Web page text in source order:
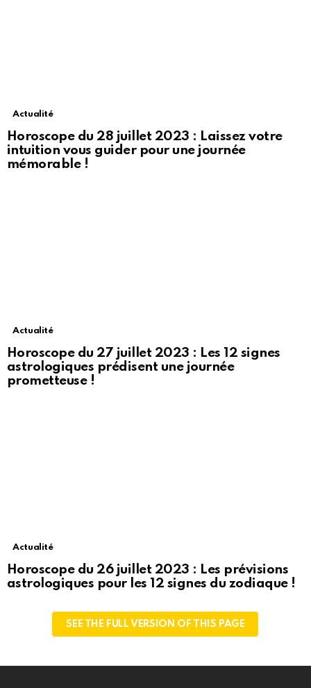
Actualité
Horoscope du 28 juillet 2023 : Laissez votre
intuition vous guider pour une journée
mémorable !
Actualité
Horoscope du 27 juillet 2023 : Les 12 signes
astrologiques prédisent une journée
prometteuse !
Actualité
Horoscope du 26 juillet 2023 : Les prévisions
astrologiques pour les 12 signes du zodiaque !
SEE THE FULL VERSION OF THIS PAGE